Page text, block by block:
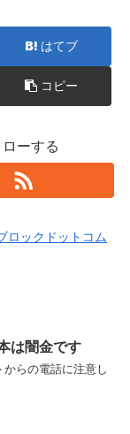
はてブ
コピー
ーする
ロックドットコム
は闇金です
からの電話に注意し